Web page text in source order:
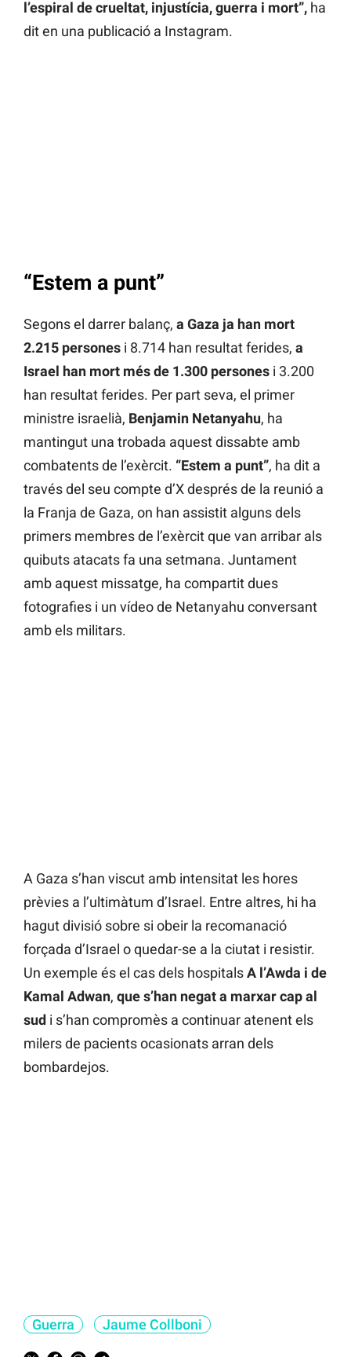
l’espiral de crueltat, injustícia, guerra i mort”, ha
dit en una publicació a Instagram.
“Estem a punt”
Segons el darrer balanç, a Gaza ja han mort
2.215 persones i 8.714 han resultat ferides, a
Israel han mort més de 1.300 persones i 3.200
han resultat ferides. Per part seva, el primer
ministre israelià, Benjamin Netanyahu, ha
mantingut una trobada aquest dissabte amb
combatents de l’exèrcit. “Estem a punt”, ha dit a
través del seu compte d’X després de la reunió a
la Franja de Gaza, on han assistit alguns dels
primers membres de l’exèrcit que van arribar als
quibuts atacats fa una setmana. Juntament
amb aquest missatge, ha compartit dues
fotografies i un vídeo de Netanyahu conversant
amb els militars.
A Gaza s’han viscut amb intensitat les hores
prèvies a l’ultimàtum d’Israel. Entre altres, hi ha
hagut divisió sobre si obeir la recomanació
forçada d’Israel o quedar-se a la ciutat i resistir.
Un exemple és el cas dels hospitalsA l’Awda i de
Kamal Adwan, que s’han negat a marxar cap al
sud i s’han compromès a continuar atenent els
milers de pacients ocasionats arran dels
bombardejos.
Guerra Jaume Collboni